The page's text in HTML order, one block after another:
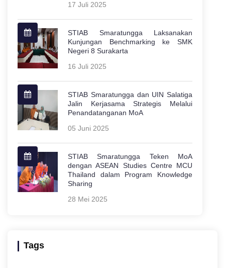
17 Juli 2025
STIAB Smaratungga Laksanakan
Kunjungan Benchmarking ke SMK
Negeri 8 Surakarta
16 Juli 2025
STIAB Smaratungga dan UIN Salatiga
Jalin Kerjasama Strategis Melalui
Penandatanganan MoA
05 Juni 2025
STIAB Smaratungga Teken MoA
dengan ASEAN Studies Centre MCU
Thailand dalam Program Knowledge
Sharing
28 Mei 2025
Tags